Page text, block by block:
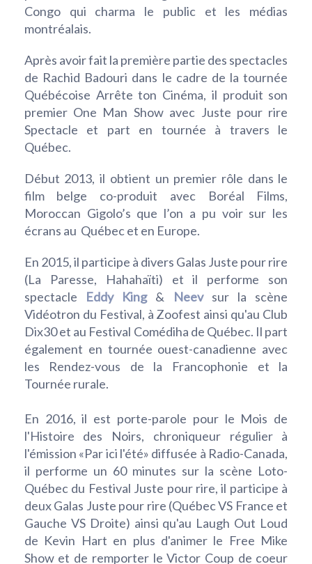
Congo qui charma le public et les médias
montréalais.
Après avoir fait la première partie des spectacles
de Rachid Badouri dans le cadre de la tournée
Québécoise Arrête ton Cinéma, il produit son
premier One Man Show avec Juste pour rire
Spectacle et part en tournée à travers le
Québec.
Début 2013, il obtient un premier rôle dans le
film belge co-produit avec Boréal Films,
Moroccan Gigolo’s que l’on a pu voir sur les
écrans au Québec et en Europe.
En 2015, il participe à divers Galas Juste pour rire
(La Paresse, Hahahaïti) et il performe son
spectacle Eddy King& Neev sur la scène
Vidéotron du Festival, à Zoofest ainsi qu'au Club
Dix30 et au Festival Comédiha de Québec. Il part
également en tournée ouest-canadienne avec
les Rendez-vous de la Francophonie et la
Tournée rurale.
En 2016, il est porte-parole pour le Mois de
l'Histoire des Noirs, chroniqueur régulier à
l'émission «Par ici l'été» diffusée à Radio-Canada,
il performe un 60 minutes sur la scène Loto-
Québec du Festival Juste pour rire, il participe à
deux Galas Juste pour rire (Québec VS France et
Gauche VS Droite) ainsi qu'au Laugh Out Loud
de Kevin Hart en plus d'animer le Free Mike
Show et de remporter le Victor Coup de coeur